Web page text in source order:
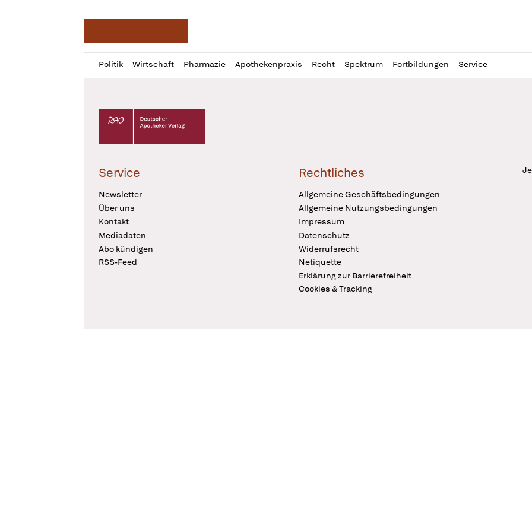
Politik Wirtschaft Pharmazie Apothekenpraxis Recht Spektrum Fortbildungen Service
Profil
öffnen
Daz
Pur
Deutscher Apotheker Verlag Logo
Service
Newsletter
Über uns
Kontakt
Mediadaten
Abo kündigen
RSS-Feed
Rechtliches
Allgemeine Geschäftsbedingungen
Allgemeine Nutzungsbedingungen
Impressum
Datenschutz
Widerrufsrecht
Netiquette
Erklärung zur Barrierefreiheit
Cookies & Tracking